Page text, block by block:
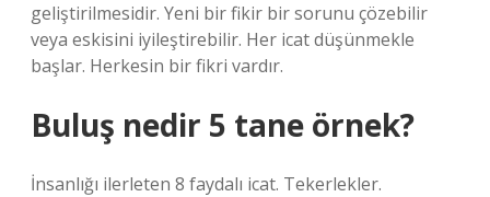
geliştirilmesidir. Yeni bir fikir bir sorunu çözebilir
veya eskisini iyileştirebilir. Her icat düşünmekle
başlar. Herkesin bir fikri vardır.
Buluş nedir 5 tane örnek?
İnsanlığı ilerleten 8 faydalı icat. Tekerlekler.